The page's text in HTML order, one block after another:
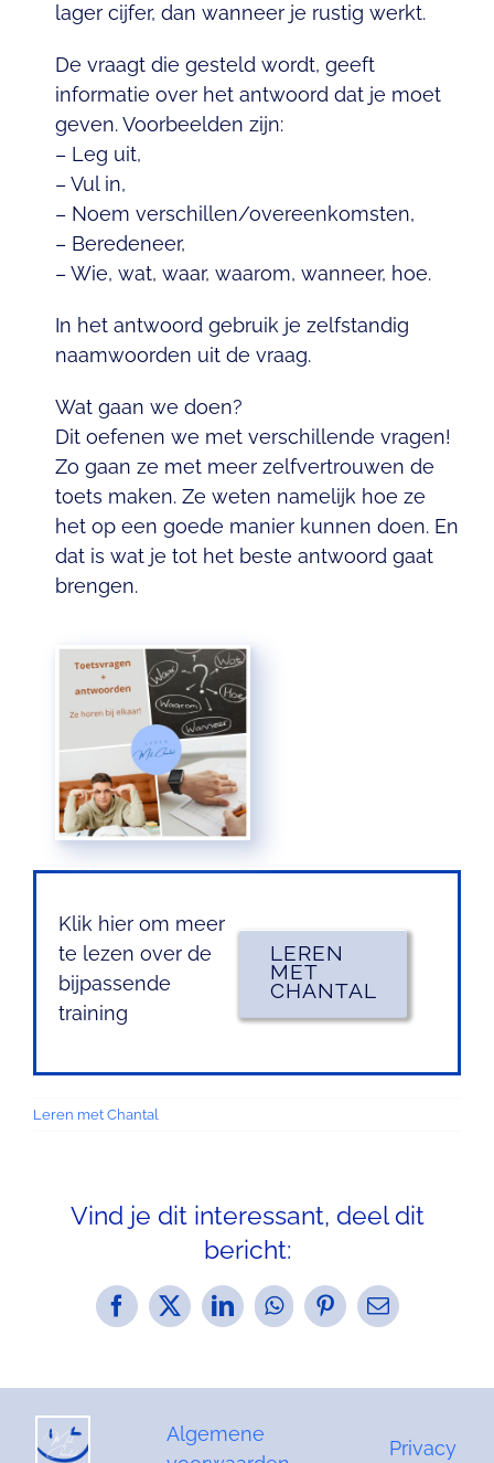
lager cijfer, dan wanneer je rustig werkt.
De vraagt die gesteld wordt, geeft
informatie over het antwoord dat je moet
geven. Voorbeelden zijn:
– Leg uit,
– Vul in,
– Noem verschillen/overeenkomsten,
– Beredeneer,
– Wie, wat, waar, waarom, wanneer, hoe.
In het antwoord gebruik je zelfstandig
naamwoorden uit de vraag.
Wat gaan we doen?
Dit oefenen we met verschillende vragen!
Zo gaan ze met meer zelfvertrouwen de
toets maken. Ze weten namelijk hoe ze
het op een goede manier kunnen doen. En
dat is wat je tot het beste antwoord gaat
brengen.
Klik hier om meer
te lezen over de
bijpassende
training
LEREN
MET
CHANTAL
Leren met Chantal
Vind je dit interessant, deel dit
bericht:
Facebook
X LinkedInWhatsAppPinterest
E-
Algemene
Privacy